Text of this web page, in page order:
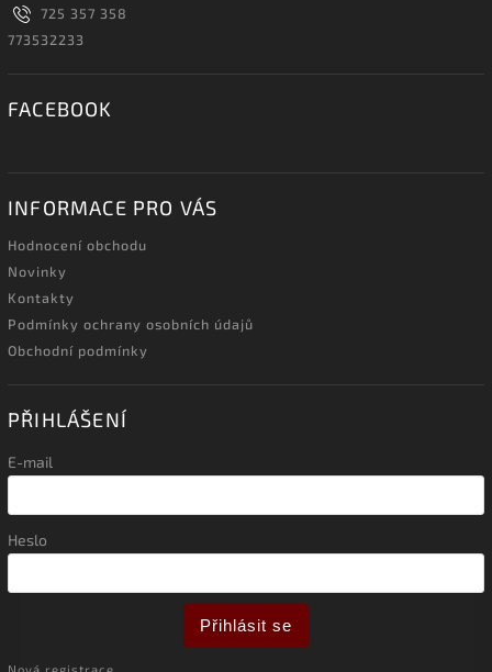
725 357 358
773532233
FACEBOOK
INFORMACE PRO VÁS
Hodnocení obchodu
Novinky
Kontakty
Podmínky ochrany osobních údajů
Obchodní podmínky
PŘIHLÁŠENÍ
E-mail
Heslo
Přihlásit se
Nová registrace